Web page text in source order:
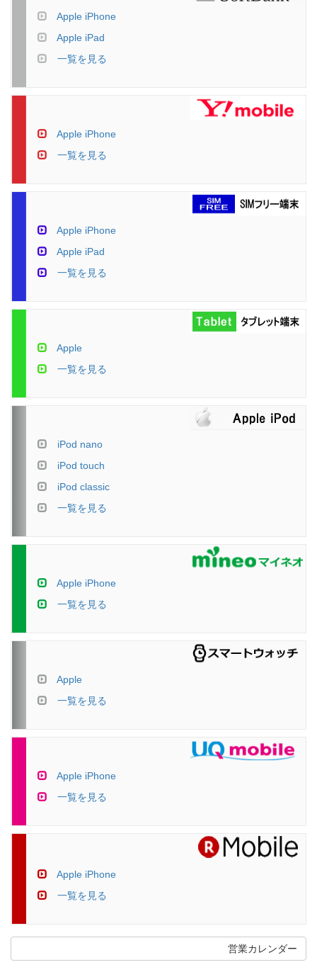
Apple iPhone
Apple iPad
一覧を見る
Apple iPhone
一覧を見る
Apple iPhone
Apple iPad
一覧を見る
Apple
一覧を見る
iPod nano
iPod touch
iPod classic
一覧を見る
Apple iPhone
一覧を見る
Apple
一覧を見る
Apple iPhone
一覧を見る
Apple iPhone
一覧を見る
営業カレンダー